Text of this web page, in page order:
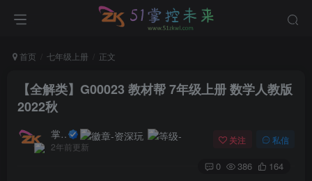
首页 七年级上册 正文
【全解类】G00023 教材帮 7年级上册 数学人教版
2022秋
掌控未来
2年前更新
关注 私信
0 386 164